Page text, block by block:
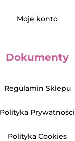
Moje konto
Dokumenty
Regulamin Sklepu
Polityka Prywatności
Polityka Cookies